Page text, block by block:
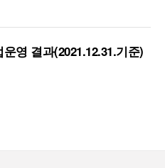
영 결과(2021.12.31.기준)